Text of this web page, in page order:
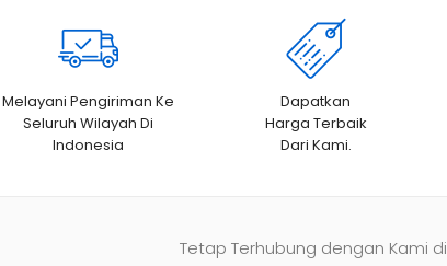
Melayani Pengiriman Ke
Seluruh Wilayah Di
Indonesia
Dapatkan
Harga Terbaik
Dari Kami.
Tetap Terhubung dengan Kami di